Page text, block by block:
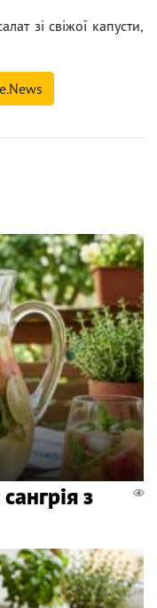
зі свіжої капусти,
з